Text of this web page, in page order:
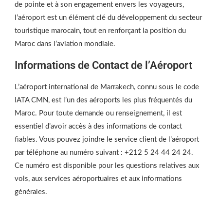
de pointe et à son engagement envers les voyageurs,
l’aéroport est un élément clé du développement du secteur
touristique marocain, tout en renforçant la position du
Maroc dans l’aviation mondiale.
Informations de Contact de l’Aéroport
L’aéroport international de Marrakech, connu sous le code
IATA CMN, est l’un des aéroports les plus fréquentés du
Maroc. Pour toute demande ou renseignement, il est
essentiel d’avoir accès à des informations de contact
fiables. Vous pouvez joindre le service client de l’aéroport
par téléphone au numéro suivant : +212 5 24 44 24 24.
Ce numéro est disponible pour les questions relatives aux
vols, aux services aéroportuaires et aux informations
générales.